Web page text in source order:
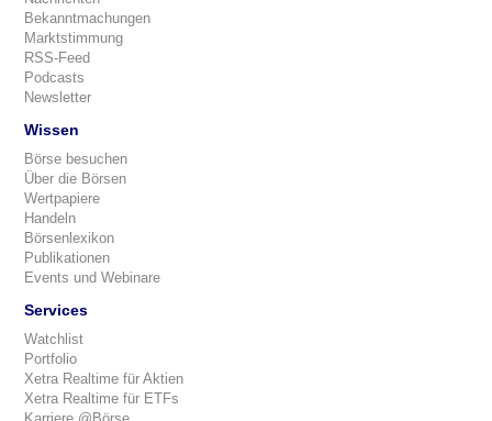
Bekanntmachungen
Marktstimmung
RSS-Feed
Podcasts
Newsletter
Wissen
Börse besuchen
Über die Börsen
Wertpapiere
Handeln
Börsenlexikon
Publikationen
Events und Webinare
Services
Watchlist
Portfolio
Xetra Realtime für Aktien
Xetra Realtime für ETFs